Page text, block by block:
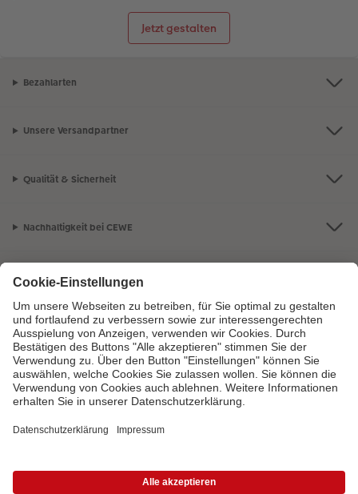
Jetzt gestalten
Bezahlarten
Unsere Versandpartner
Qualität & Sicherheit
Nachhaltigkeit bei CEWE
Mein Fotoservice
Informationen
Sortiment
Bei Fragen zu Produkten oder der Bestellung können Sie uns gern anrufen:
Mo. bis Sa.: 8:00 – 20:00 Uhr und So.: 10:00 – 18:00 Uhr